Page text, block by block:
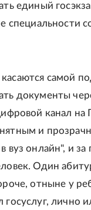
единый
специальности
самой
документы
канал на
и
вуз онлайн", и
Один
отныне у
лично